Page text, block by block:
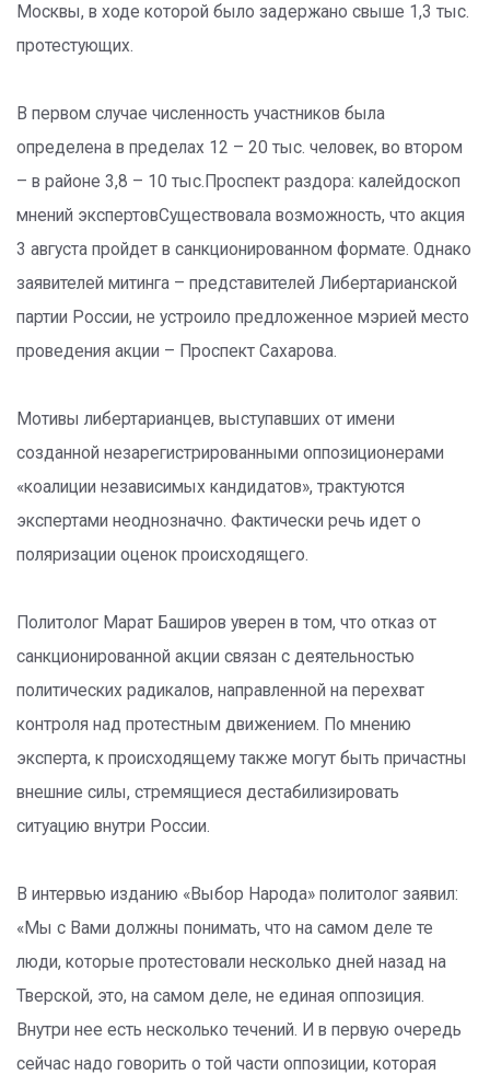
Москвы, в ходе которой было задержано свыше 1,3 тыс.
протестующих.
В первом случае численность участников была
определена в пределах 12 – 20 тыс. человек, во втором
– в районе 3,8 – 10 тыс.Проспект раздора: калейдоскоп
мнений экспертовСуществовала возможность, что акция
3 августа пройдет в санкционированном формате. Однако
заявителей митинга – представителей Либертарианской
партии России, не устроило предложенное мэрией место
проведения акции – Проспект Сахарова.
Мотивы либертарианцев, выступавших от имени
созданной незарегистрированными оппозиционерами
«коалиции независимых кандидатов», трактуются
экспертами неоднозначно. Фактически речь идет о
поляризации оценок происходящего.
Политолог Марат Баширов уверен в том, что отказ от
санкционированной акции связан с деятельностью
политических радикалов, направленной на перехват
контроля над протестным движением. По мнению
эксперта, к происходящему также могут быть причастны
внешние силы, стремящиеся дестабилизировать
ситуацию внутри России.
В интервью изданию «Выбор Народа» политолог заявил:
«Мы с Вами должны понимать, что на самом деле те
люди, которые протестовали несколько дней назад на
Тверской, это, на самом деле, не единая оппозиция.
Внутри нее есть несколько течений. И в первую очередь
сейчас надо говорить о той части оппозиции, которая